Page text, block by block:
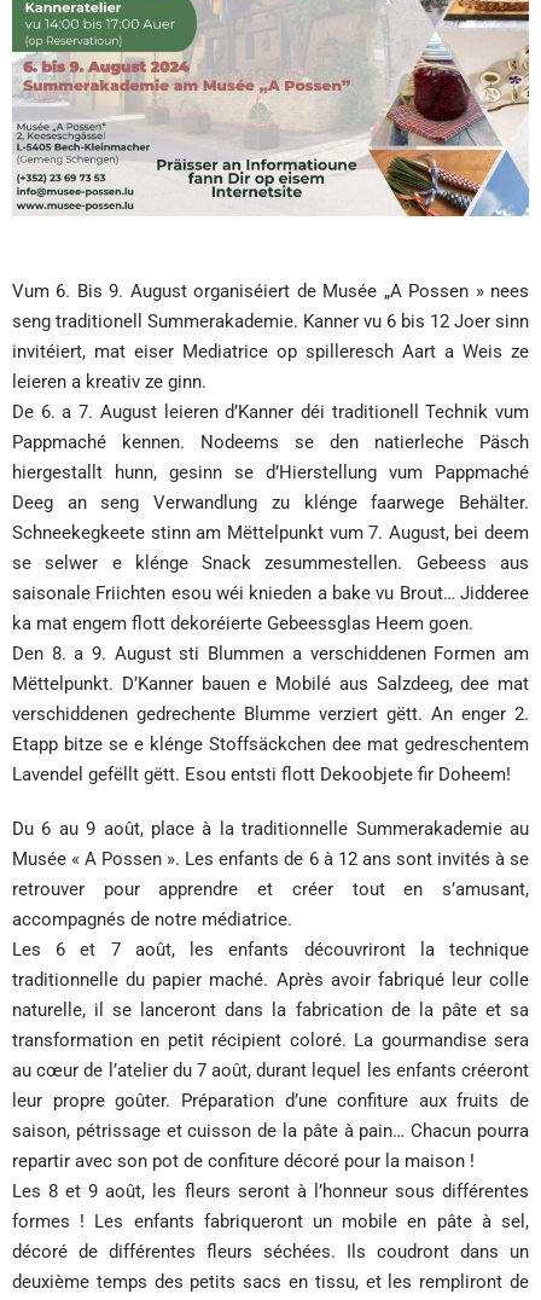
Vum 6. Bis 9. August organiséiert de Musée „A Possen » nees
seng traditionell Summerakademie. Kanner vu 6 bis 12 Joer sinn
invitéiert, mat eiser Mediatrice op spilleresch Aart a Weis ze
leieren a kreativ ze ginn.
De 6. a 7. August leieren d’Kanner déi traditionell Technik vum
Pappmaché kennen. Nodeems se den natierleche Päsch
hiergestallt hunn, gesinn se d’Hierstellung vum Pappmaché
Deeg an seng Verwandlung zu klénge faarwege Behälter.
Schneekegkeete stinn am Mëttelpunkt vum 7. August, bei deem
se selwer e klénge Snack zesummestellen. Gebeess aus
saisonale Friichten esou wéi knieden a bake vu Brout… Jidderee
ka mat engem flott dekoréierte Gebeessglas Heem goen.
Den 8. a 9. August sti Blummen a verschiddenen Formen am
Mëttelpunkt. D’Kanner bauen e Mobilé aus Salzdeeg, dee mat
verschiddenen gedrechente Blumme verziert gëtt. An enger 2.
Etapp bitze se e klénge Stoffsäckchen dee mat gedreschentem
Lavendel gefëllt gëtt. Esou entsti flott Dekoobjete fir Doheem!
Du 6 au 9 août, place à la traditionnelle Summerakademie au
Musée « A Possen ». Les enfants de 6 à 12 ans sont invités à se
retrouver pour apprendre et créer tout en s’amusant,
accompagnés de notre médiatrice.
Les 6 et 7 août, les enfants découvriront la technique
traditionnelle du papier maché. Après avoir fabriqué leur colle
naturelle, il se lanceront dans la fabrication de la pâte et sa
transformation en petit récipient coloré. La gourmandise sera
au cœur de l’atelier du 7 août, durant lequel les enfants créeront
leur propre goûter. Préparation d’une confiture aux fruits de
saison, pétrissage et cuisson de la pâte à pain… Chacun pourra
repartir avec son pot de confiture décoré pour la maison !
Les 8 et 9 août, les fleurs seront à l’honneur sous différentes
formes ! Les enfants fabriqueront un mobile en pâte à sel,
décoré de différentes fleurs séchées. Ils coudront dans un
deuxième temps des petits sacs en tissu, et les rempliront de